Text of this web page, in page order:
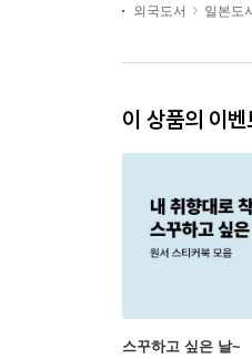
외국도서
일본도
이 상품의 이벤
스꾸하고 싶은 날~